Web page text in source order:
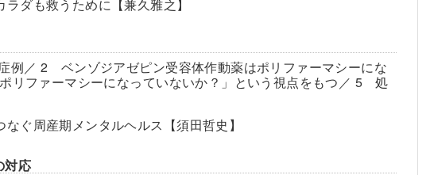
ダも救うために【兼久雅之】
／ 2 ベンゾジアゼピン受容体作動薬はポリファーマシーにな
ファーマシーになっていないか？」という視点をもつ／ 5 処
ぐ周産期メンタルヘルス【須田哲史】
対応